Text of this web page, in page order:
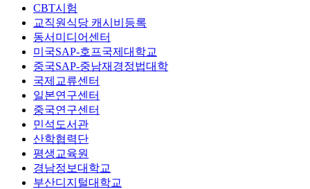
CBT시험
교직원식당 캐시비등록
동서미디어센터
미국SAP-호프국제대학교
중국SAP-중남재경정법대학
국제교류센터
일본연구센터
중국연구센터
민석도서관
산학협력단
평생교육원
경남정보대학교
부산디지털대학교